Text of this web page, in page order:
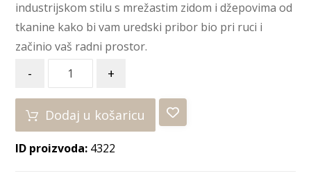
industrijskom stilu s mrežastim zidom i džepovima od
tkanine kako bi vam uredski pribor bio pri ruci i
začinio vaš radni prostor.
- +
Dodaj u košaricu
ID proizvoda: 4322